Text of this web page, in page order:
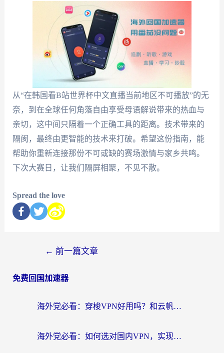
从“在韩国看B站世界杯中文直播当前地区不可播放”的无
奈，到在全球任何角落自由享受母语解说带来的热血与
亲切，这中间只隔着一个正确工具的距离。技术带来的
隔阂，最终由更智能的技术来打破。希望这份指南，能
帮助你重新连接那份不可或缺的赛场激情与家乡共鸣。
下次大赛日，让我们隔屏相聚，不见不散。
Spread the love
← 前一篇文章
免费回国加速器
海外党必看：穿梭VPN好用吗？和云帆VPN对比哪个回国效果更好？附真实测评+避坑指南
海外党必看：如何选对国内VPN，实现无缝访问国内资源？